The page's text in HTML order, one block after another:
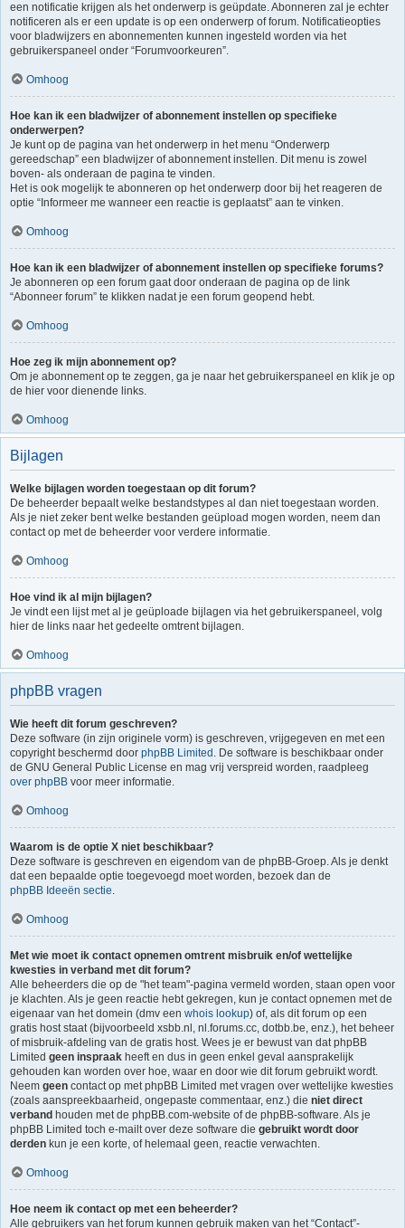
een notificatie krijgen als het onderwerp is geüpdate. Abonneren zal je echter
notificeren als er een update is op een onderwerp of forum. Notificatieopties
voor bladwijzers en abonnementen kunnen ingesteld worden via het
gebruikerspaneel onder “Forumvoorkeuren”.
Omhoog
Hoe kan ik een bladwijzer of abonnement instellen op specifieke
onderwerpen?
Je kunt op de pagina van het onderwerp in het menu “Onderwerp
gereedschap” een bladwijzer of abonnement instellen. Dit menu is zowel
boven- als onderaan de pagina te vinden.
Het is ook mogelijk te abonneren op het onderwerp door bij het reageren de
optie “Informeer me wanneer een reactie is geplaatst” aan te vinken.
Omhoog
Hoe kan ik een bladwijzer of abonnement instellen op specifieke forums?
Je abonneren op een forum gaat door onderaan de pagina op de link
“Abonneer forum” te klikken nadat je een forum geopend hebt.
Omhoog
Hoe zeg ik mijn abonnement op?
Om je abonnement op te zeggen, ga je naar het gebruikerspaneel en klik je op
de hier voor dienende links.
Omhoog
Bijlagen
Welke bijlagen worden toegestaan op dit forum?
De beheerder bepaalt welke bestandstypes al dan niet toegestaan worden.
Als je niet zeker bent welke bestanden geüpload mogen worden, neem dan
contact op met de beheerder voor verdere informatie.
Omhoog
Hoe vind ik al mijn bijlagen?
Je vindt een lijst met al je geüploade bijlagen via het gebruikerspaneel, volg
hier de links naar het gedeelte omtrent bijlagen.
Omhoog
phpBB vragen
Wie heeft dit forum geschreven?
Deze software (in zijn originele vorm) is geschreven, vrijgegeven en met een
copyright beschermd door phpBB Limited . De software is beschikbaar onder
de GNU General Public License en mag vrij verspreid worden, raadpleeg
over phpBB voor meer informatie.
Omhoog
Waarom is de optie X niet beschikbaar?
Deze software is geschreven en eigendom van de phpBB-Groep. Als je denkt
dat een bepaalde optie toegevoegd moet worden, bezoek dan de
phpBB Ideeën sectie.
Omhoog
Met wie moet ik contact opnemen omtrent misbruik en/of wettelijke
kwesties in verband met dit forum?
Alle beheerders die op de "het team"-pagina vermeld worden, staan open voor
je klachten. Als je geen reactie hebt gekregen, kun je contact opnemen met de
eigenaar van het domein (dmv een whois lookup) of, als dit forum op een
gratis host staat (bijvoorbeeld xsbb.nl, nl.forums.cc, dotbb.be, enz.), het beheer
of misbruik-afdeling van de gratis host. Wees je er bewust van dat phpBB
Limited geen inspraak heeft en dus in geen enkel geval aansprakelijk
gehouden kan worden over hoe, waar en door wie dit forum gebruikt wordt.
Neem geen contact op met phpBB Limited met vragen over wettelijke kwesties
(zoals aanspreekbaarheid, ongepaste commentaar, enz.) die niet direct
verband houden met de phpBB.com-website of de phpBB-software. Als je
phpBB Limited toch e-mailt over deze software die gebruikt wordt door
derden kun je een korte, of helemaal geen, reactie verwachten.
Omhoog
Hoe neem ik contact op met een beheerder?
Alle gebruikers van het forum kunnen gebruik maken van het “Contact”-